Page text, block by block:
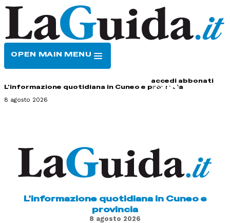
OPEN MAIN MENU
accedi abbonati
L'informazione quotidiana in Cuneo e provincia
8 agosto 2026
L'informazione quotidiana in Cuneo e
provincia
8 agosto 2026